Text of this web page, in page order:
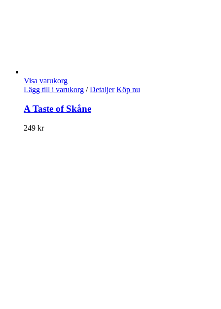
Visa varukorg
Lägg till i varukorg / Detaljer Köp nu
A Taste of Skåne
249 kr